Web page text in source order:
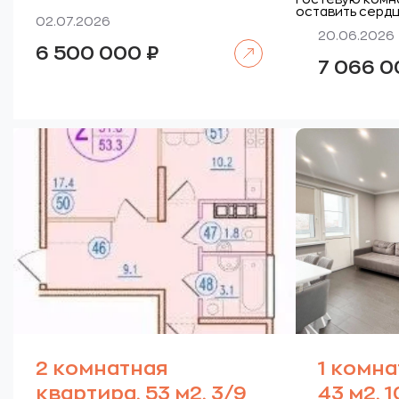
02.07.2026
6 500 000 ₽
оставить
20.06.2026
7 066
2 комнатная
квартира, 53 м2, 3/9
1
43 м2,